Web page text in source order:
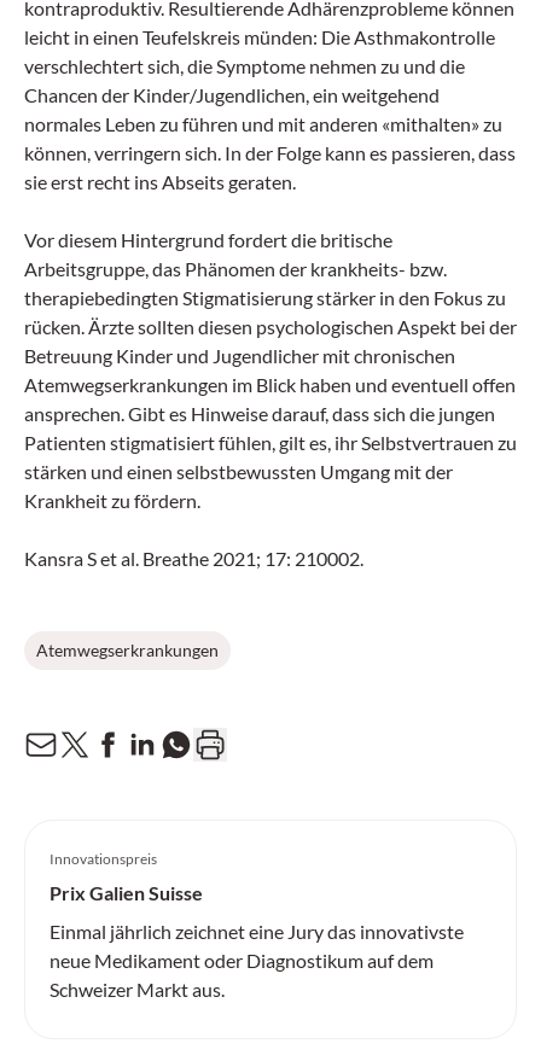
kontraproduktiv. Resultierende Adhärenzprobleme können
leicht in einen Teufelskreis münden: Die Asthmakontrolle
verschlechtert sich, die Symptome nehmen zu und die
Chancen der Kinder/Jugendlichen, ein weitgehend
normales Leben zu führen und mit anderen «mithalten» zu
können, verringern sich. In der Folge kann es passieren, dass
sie erst recht ins Abseits geraten.
Vor diesem Hintergrund fordert die britische
Arbeitsgruppe, das Phänomen der krankheits- bzw.
therapiebedingten Stigmatisierung stärker in den Fokus zu
rücken. Ärzte sollten diesen psychologischen Aspekt bei der
Betreuung Kinder und Jugendlicher mit chronischen
Atemwegserkrankungen im Blick haben und eventuell offen
ansprechen. Gibt es Hinweise darauf, dass sich die jungen
Patienten stigmatisiert fühlen, gilt es, ihr Selbstvertrauen zu
stärken und einen selbstbewussten Umgang mit der
Krankheit zu fördern.
Kansra S et al. Breathe 2021; 17: 210002.
Atemwegserkrankungen
Innovationspreis
Prix Galien Suisse
Einmal jährlich zeichnet eine Jury das innovativste
neue Medikament oder Diagnostikum auf dem
Schweizer Markt aus.